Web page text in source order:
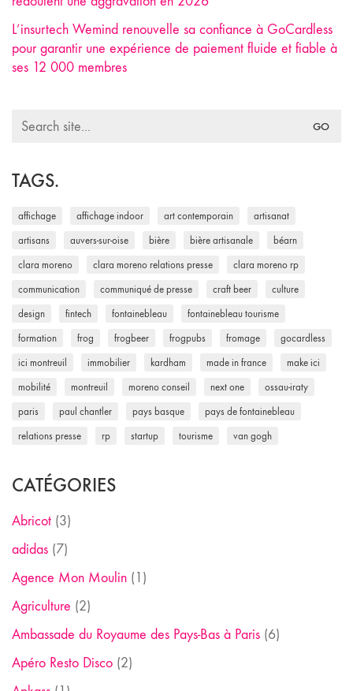
L’insurtech Wemind renouvelle sa confiance à GoCardless
pour garantir une expérience de paiement fluide et fiable à
ses 12 000 membres
Search
TAGS.
affichage affichage indoor art contemporain artisanat
artisans auvers-sur-oise bière bière artisanale béarn
clara moreno clara moreno relations presse clara moreno rp
communication communiqué de presse craft beer culture
design fintech fontainebleau fontainebleau tourisme
formation frog frogbeer frogpubs fromage gocardless
ici montreuil immobilier kardham made in france make ici
mobilité montreuil moreno conseil next one ossau-iraty
paris paul chantler pays basque pays de fontainebleau
relations presse rp startup tourisme van gogh
CATÉGORIES
Abricot (3)
adidas (7)
Agence Mon Moulin (1)
Agriculture (2)
Ambassade du Royaume des Pays-Bas à Paris (6)
Apéro Resto Disco (2)